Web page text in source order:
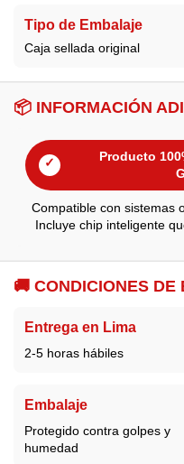
Tipo de Embalaje
Caja sellada original
📦 INFORMACIÓN
✓
Producto
Compatible con sistemas
Incluye chip inteligente
🚚 CONDICIONES DE
Entrega en Lima
2-5 horas hábiles
Embalaje
Protegido contra golpes y
humedad